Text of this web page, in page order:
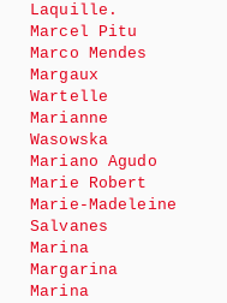
Laquille.
Marcel Pitu
Marco Mendes
Margaux
Wartelle
Marianne
Wasowska
Mariano Agudo
Marie Robert
Marie-Madeleine
Salvanes
Marina
Margarina
Marina